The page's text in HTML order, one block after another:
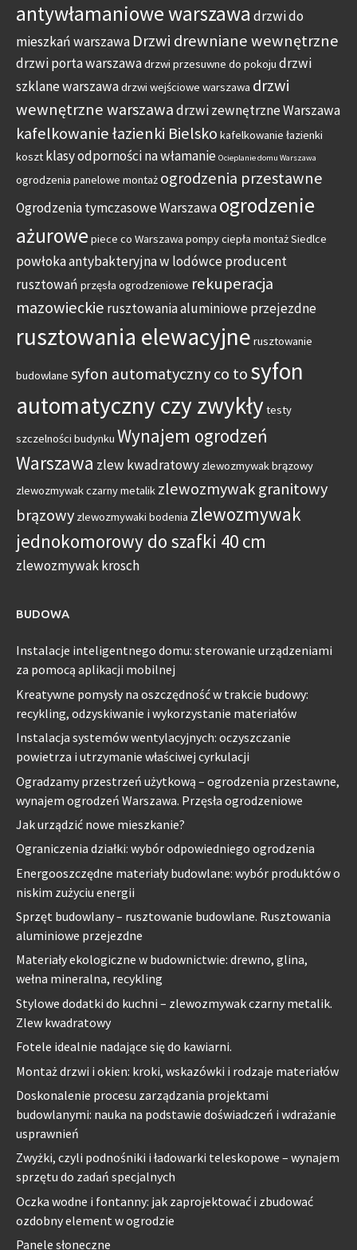
antywłamaniowe warszawa drzwi do
mieszkań warszawa Drzwi drewniane wewnętrzne
drzwi porta warszawadrzwi przesuwne do pokoju drzwi
szklane warszawadrzwi wejściowe warszawa drzwi
wewnętrzne warszawadrzwi zewnętrzne Warszawa
kafelkowanie łazienki Bielsko kafelkowanie łazienki
koszt klasy odporności na włamanie Ocieplanie domu Warszawa
ogrodzenia panelowe montaż ogrodzenia przestawne
Ogrodzenia tymczasowe Warszawaogrodzenie
ażurowepiece co Warszawa pompy ciepła montaż Siedlce
powłoka antybakteryjna w lodówceproducent
rusztowań przęsła ogrodzeniowe rekuperacja
mazowieckie rusztowania aluminiowe przejezdne
rusztowania elewacyjne rusztowanie
budowlane syfon automatyczny co tosyfon
automatyczny czy zwykłytesty
szczelności budynku Wynajem ogrodzeń
Warszawa zlew kwadratowy zlewozmywak brązowy
zlewozmywak czarny metalik zlewozmywak granitowy
brązowy zlewozmywaki bodenia zlewozmywak
jednokomorowy do szafki 40 cm
zlewozmywak krosch
BUDOWA
Instalacje inteligentnego domu: sterowanie urządzeniami
za pomocą aplikacji mobilnej
Kreatywne pomysły na oszczędność w trakcie budowy:
recykling, odzyskiwanie i wykorzystanie materiałów
Instalacja systemów wentylacyjnych: oczyszczanie
powietrza i utrzymanie właściwej cyrkulacji
Ogradzamy przestrzeń użytkową – ogrodzenia przestawne,
wynajem ogrodzeń Warszawa. Przęsła ogrodzeniowe
Jak urządzić nowe mieszkanie?
Ograniczenia działki: wybór odpowiedniego ogrodzenia
Energooszczędne materiały budowlane: wybór produktów o
niskim zużyciu energii
Sprzęt budowlany – rusztowanie budowlane. Rusztowania
aluminiowe przejezdne
Materiały ekologiczne w budownictwie: drewno, glina,
wełna mineralna, recykling
Stylowe dodatki do kuchni – zlewozmywak czarny metalik.
Zlew kwadratowy
Fotele idealnie nadające się do kawiarni.
Montaż drzwi i okien: kroki, wskazówki i rodzaje materiałów
Doskonalenie procesu zarządzania projektami
budowlanymi: nauka na podstawie doświadczeń i wdrażanie
usprawnień
Zwyżki, czyli podnośniki i ładowarki teleskopowe – wynajem
sprzętu do zadań specjalnych
Oczka wodne i fontanny: jak zaprojektować i zbudować
ozdobny element w ogrodzie
Panele słoneczne